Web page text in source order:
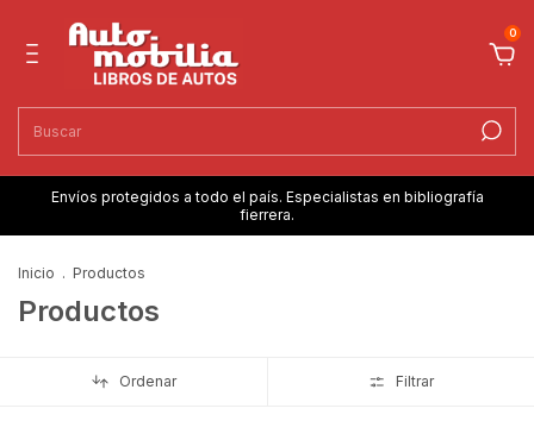
0
Envíos protegidos a todo el país. Especialistas en bibliografía
fierrera.
Inicio . Productos
Productos
Ordenar Filtrar